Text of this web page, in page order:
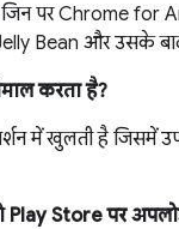
पर Chrome for
Bean और उसके
करता है?
में खुलती है जिसमें
Play Store पर